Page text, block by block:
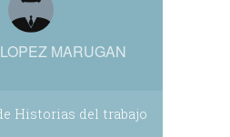
MARUGAN
Historias del trabajo